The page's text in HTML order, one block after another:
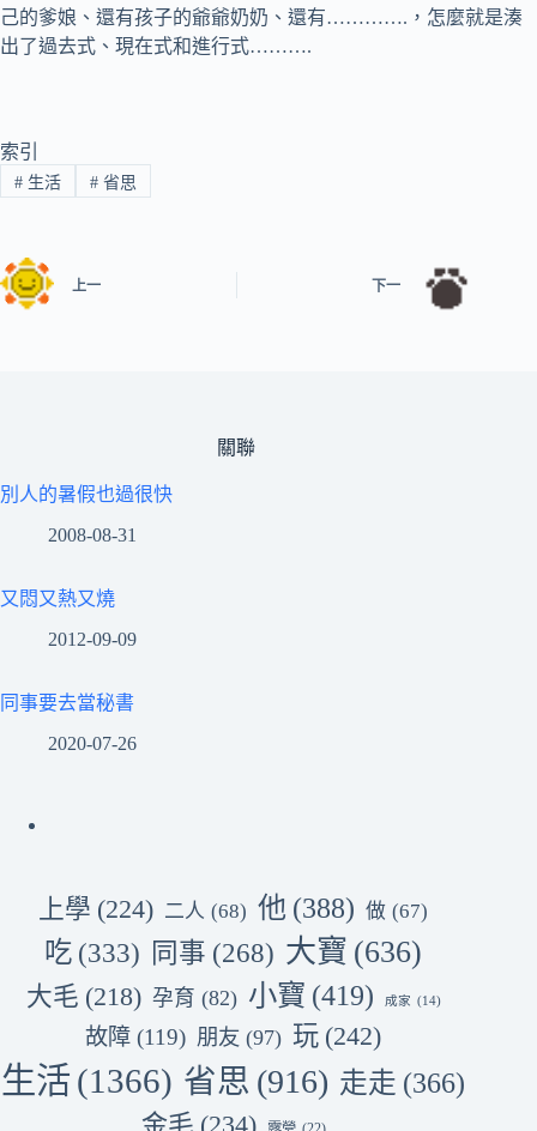
己的爹娘、還有孩子的爺爺奶奶、還有………….，怎麼就是湊
出了過去式、現在式和進行式……….
索引
#生活 #省思
上一 下一
關聯
別人的暑假也過很快
2008-08-31
又悶又熱又燒
2012-09-09
同事要去當秘書
2020-07-26
上學 (224) 二人 (68) 他 (388) 做 (67)
吃 (333) 同事 (268) 大寶 (636)
大毛 (218) 孕育 (82) 小寶 (419) 成家 (14)
故障 (119) 朋友 (97) 玩 (242)
生活 (1366) 省思 (916) 走走 (366)
金毛 (234)